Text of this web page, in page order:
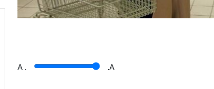
A . .A